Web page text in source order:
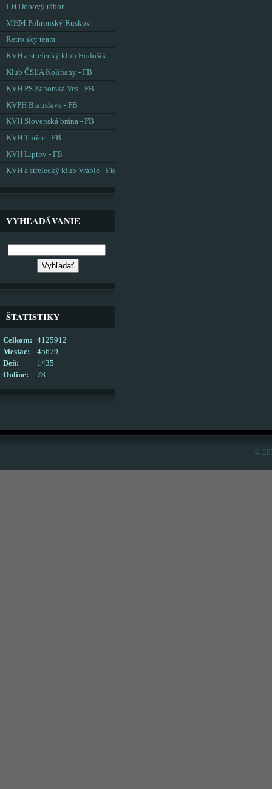
LH Dobový tábor
MHM Pohronský Ruskov
Retro sky team
KVH a strelecký klub Hodošík
Klub ČSĽA Kolíňany - FB
KVH PS Záhorská Ves - FB
KVPH Bratislava - FB
KVH Slovenská brána - FB
KVH Turiec - FB
KVH Liptov - FB
KVH a strelecký klub Vráble - FB
VYHĽADÁVANIE
ŠTATISTIKY
Online: 78
Celkom:
4125912
Mesiac:
45679
Deň:
1435
©